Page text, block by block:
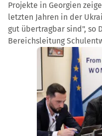
Projekte in Georgien
letzten Jahren in der
gut übertragbar sind", so
Bereichsleitung